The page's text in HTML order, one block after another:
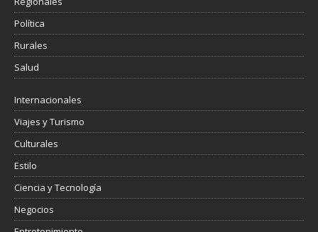
Política
Rurales
Salud
Internacionales
Viajes y Turismo
Culturales
Estilo
Ciencia y Tecnología
Negocios